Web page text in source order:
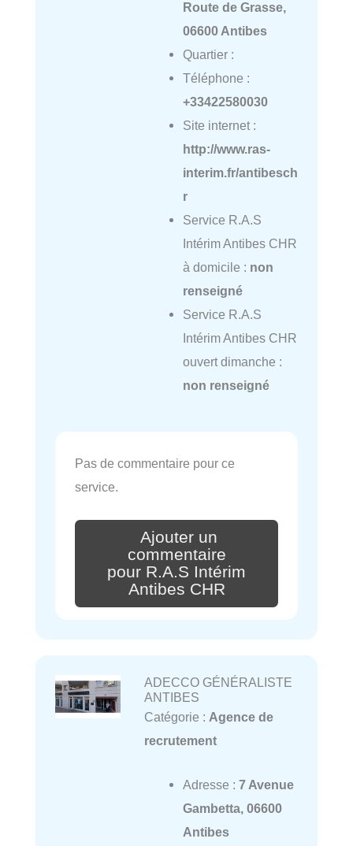
Route de Grasse,
06600 Antibes
Quartier :
Téléphone :
+33422580030
Site internet :
http://www.ras-
interim.fr/antibesch
r
Service R.A.S
Intérim Antibes CHR
à domicile : non
renseigné
Service R.A.S
Intérim Antibes CHR
ouvert dimanche :
non renseigné
Pas de commentaire pour ce
service.
Ajouter un
commentaire
pour R.A.S Intérim
Antibes CHR
ADECCO GÉNÉRALISTE
ANTIBES
Catégorie : Agence de
recrutement
Adresse : 7 Avenue
Gambetta, 06600
Antibes